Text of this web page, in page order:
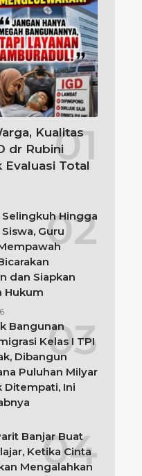
Kualitas
dr Rubini
Total
Hingga
Guru
dan Siapkan
Hukum
Bangunan
Kelas I TPI
Dibangun
Puluhan Milyar
Ditempati, Ini
Banjar Buat
Ketika Cinta
Mengalahkan